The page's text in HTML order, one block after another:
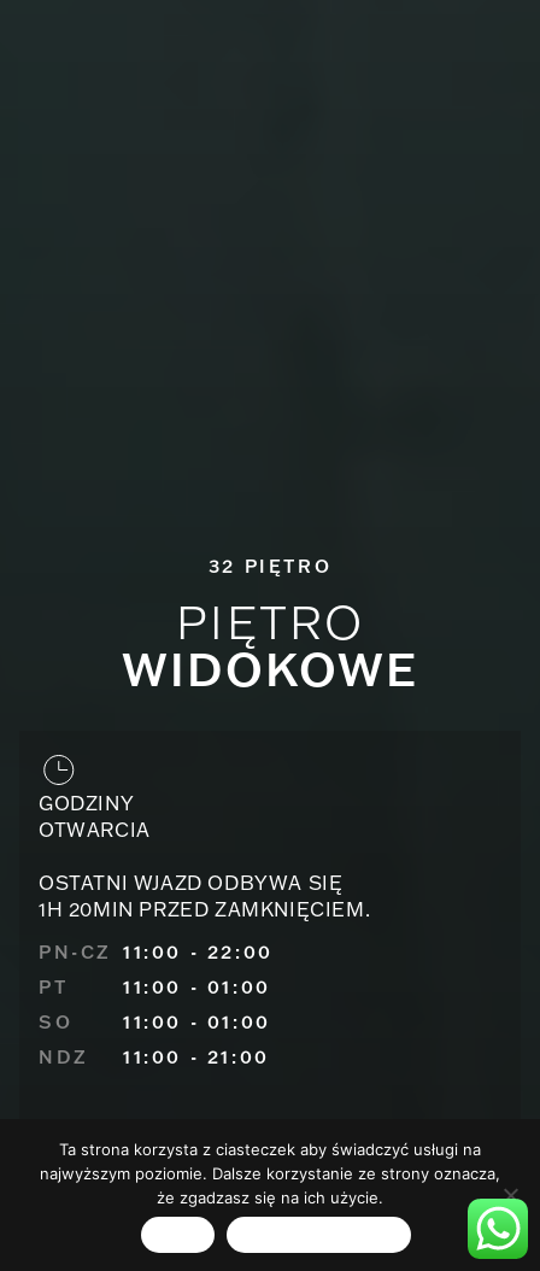
32 PIĘTRO
PIĘTRO
WIDOKOWE
GODZINY
OTWARCIA
OSTATNI WJAZD ODBYWA SIĘ
1H 20MIN PRZED ZAMKNIĘCIEM.
PN-CZ
11:00 - 22:00
PT
11:00 - 01:00
SO
11:00 - 01:00
NDZ
11:00 - 21:00
KUP BILET
ZOBACZ ZNIŻKI
ZOBACZ MENU
Ta strona korzysta z ciasteczek aby świadczyć usługi na
najwyższym poziomie. Dalsze korzystanie ze strony oznacza,
że zgadzasz się na ich użycie.